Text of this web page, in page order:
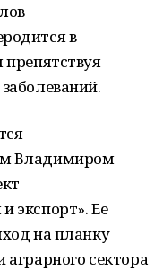
в
Владимиром
экспорт». Ее
на планку
сектора